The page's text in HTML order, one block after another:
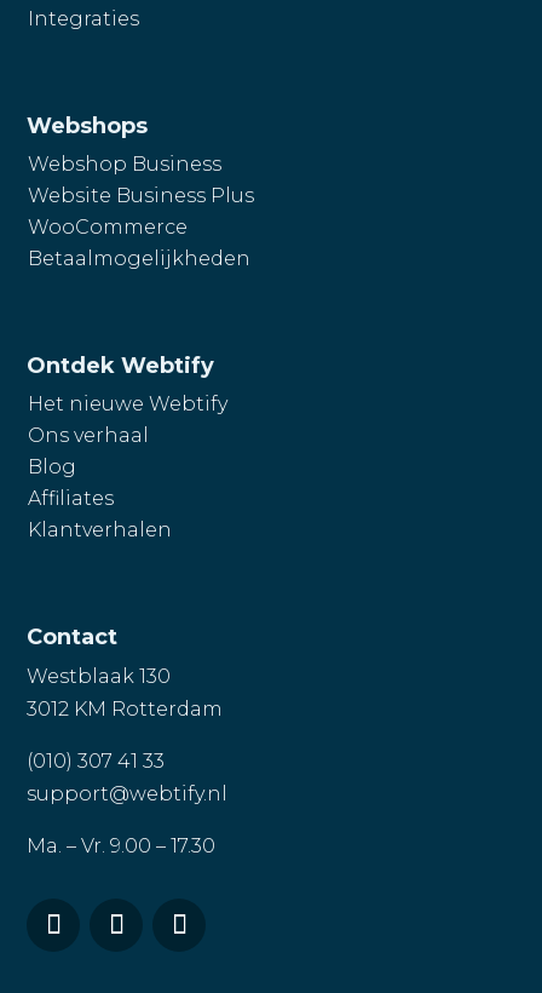
Integraties
Webshops
Webshop Business
Website Business Plus
WooCommerce
Betaalmogelijkheden
Ontdek Webtify
Het nieuwe Webtify
Ons verhaal
Blog
Affiliates
Klantverhalen
Contact
Westblaak 130
3012 KM Rotterdam
(010) 307 41 33
support@webtify.nl
Ma. – Vr. 9.00 – 17.30